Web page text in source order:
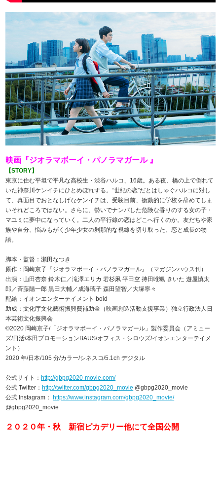
映画『ジオラマボーイ・パノラマガール 』
【STORY】
東京に住む平坦で平凡な高校生・渋谷ハルコ、16歳。ある夜、橋の上で倒れて
いた神奈川ケンイチにひとめぼれする。“世紀の恋”だとはしゃぐハルコに対し
て、真面目でおとなしげなケンイチは、受験目前、衝動的に学校を辞めてしま
いそれどころではない。さらに、勢いでナンパした危険な香りのする女の子・
マユミに夢中になっていく。二人の平行線の恋はどこへ行くのか。友だちや家
族や自分、悩みもがく少年少女の刹那的な視線を切り取った、恋と成長の物
語。
脚本・監督：瀬田なつき
原作：岡崎京子『ジオラマボーイ・パノラマガール』（マガジンハウス刊）
出演：山田杏奈 鈴木仁／滝澤エリカ 若杉凩 平田空 持田唯颯 きいた 遊屋慎太
郎／斉藤陽一郎 黒田大輔／成海璃子 森田望智／大塚寧々
配給：イオンエンターテイメント boid
助成：文化庁文化藝術振興費補助金（映画創造活動支援事業）独立行政法人日
本芸術文化振興会
©2020 岡崎京子/「ジオラマボーイ・パノラマガール」製作委員会（アミュー
ズ/日活/本田プロモーションBAUS/オフィス・シロウズ/イオンエンターテイメ
ント）
2020 年/日本/105 分/カラー/シネスコ/5.1ch デジタル
公式サイト： http://gbpg2020-movie.com/
公式 Twitter： http://twitter.com/gbpg2020_movie @gbpg2020_movie
公式 Instagram： https://www.instagram.com/gbpg2020_movie/
@gbpg2020_movie
２０２０年・秋 新宿ピカデリー他にて全国公開